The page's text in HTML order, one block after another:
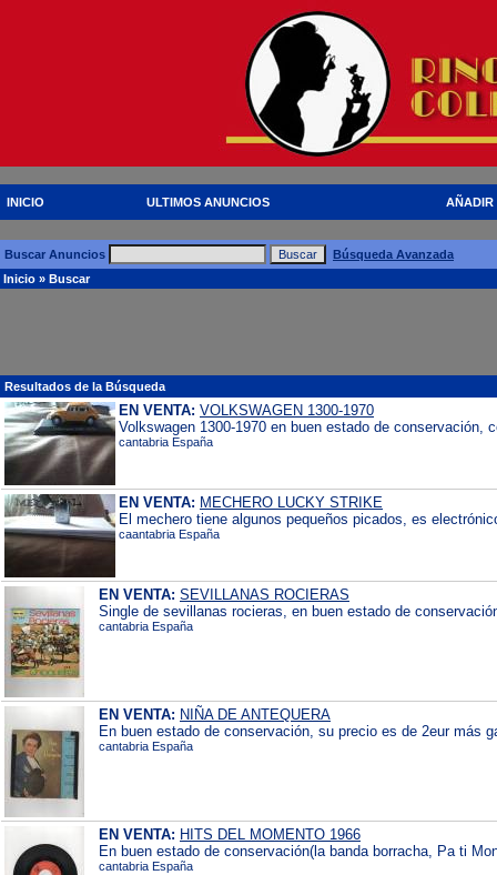
INICIO ULTIMOS ANUNCIOS AÑADIR
Buscar Anuncios
Búsqueda Avanzada
Inicio » Buscar
Resultados de la Búsqueda
EN VENTA: VOLKSWAGEN 1300-1970
Volkswagen 1300-1970 en buen estado de conservación,
cantabria España
EN VENTA: MECHERO LUCKY STRIKE
El mechero tiene algunos pequeños picados, es
caantabria España
EN VENTA: SEVILLANAS ROCIERAS
Single de sevillanas rocieras, en buen estado de
cantabria España
EN VENTA: NIÑA DE ANTEQUERA
En buen estado de conservación, su precio es de 2eur más
cantabria España
EN VENTA: HITS DEL MOMENTO 1966
En buen estado de conservación(la banda borracha, Pa ti
cantabria España